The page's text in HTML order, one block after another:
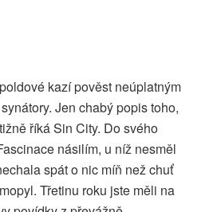
kazí pověst neúplatným
Jen chabý popis toho,
říká Sin City. Do svého
násilím, u níž nesměl
spát o nic míň než chuť
Třetinu roku jste měli na